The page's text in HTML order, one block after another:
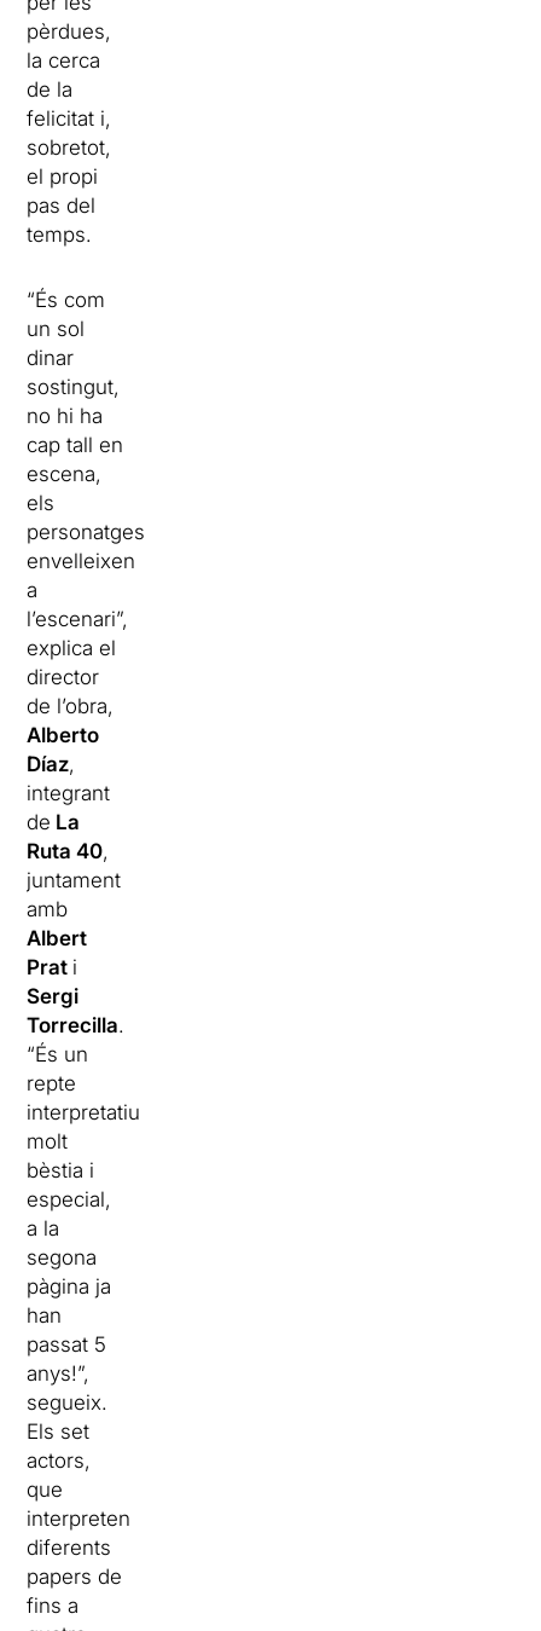
pèrdues,
la cerca
de la
felicitat i,
sobretot,
el propi
pas del
temps.
“És com
un sol
dinar
sostingut,
no hi ha
cap tall en
escena,
els
personatges
envelleixen
a
l’escenari”,
explica el
director
de l’obra,
Alberto
Díaz,
integrant
de La
Ruta 40,
juntament
amb
Albert
Prat i
Sergi
Torrecilla.
“És un
repte
interpretatiu
molt
bèstia i
especial,
a la
segona
pàgina ja
han
passat 5
anys!”,
segueix.
Els set
actors,
que
interpreten
diferents
papers de
fins a